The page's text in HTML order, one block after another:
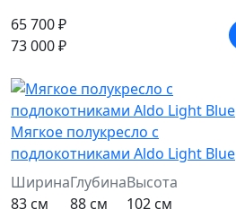
65 700 ₽
73 000 ₽
Мягкое полукресло с
подлокотниками Aldo Light Blue
Ширина
83 см
Глубина
88 см
Высота
102 см